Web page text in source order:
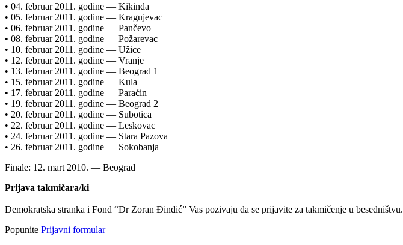
• 04. februar 2011. godine — Kikinda
• 05. februar 2011. godine — Kragujevac
• 06. februar 2011. godine — Pančevo
• 08. februar 2011. godine — Požarevac
• 10. februar 2011. godine — Užice
• 12. februar 2011. godine — Vranje
• 13. februar 2011. godine — Beograd 1
• 15. februar 2011. godine — Kula
• 17. februar 2011. godine — Paraćin
• 19. februar 2011. godine — Beograd 2
• 20. februar 2011. godine — Subotica
• 22. februar 2011. godine — Leskovac
• 24. februar 2011. godine — Stara Pazova
• 26. februar 2011. godine — Sokobanja
Finale: 12. mart 2010. — Beograd
Prijava takmičara/ki
Demokratska stranka i Fond “Dr Zoran Đinđić” Vas pozivaju da se prijavite za takmičenje u besedništvu.
Popunite Prijavni formular